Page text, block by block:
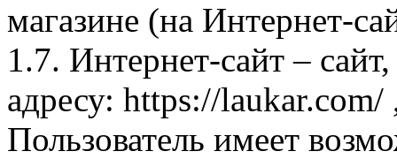
магазине (на Интернет-
1.7. Интернет-сайт –
адресу: https://laukar.com/
Пользователь имеет